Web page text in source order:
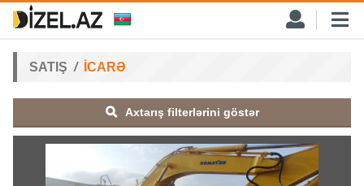
SATIŞ İCARƏ
Axtarış filterlərini göstər